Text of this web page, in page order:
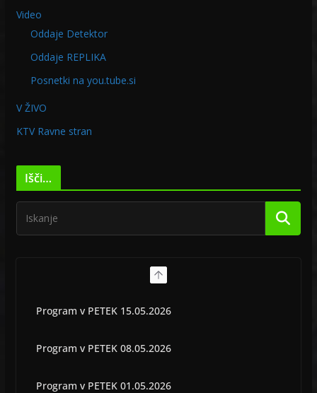
Video
Oddaje Detektor
Oddaje REPLIKA
Posnetki na you.tube.si
V ŽIVO
KTV Ravne stran
Išči…
Program v PETEK 15.05.2026
Program v PETEK 08.05.2026
Program v PETEK 01.05.2026